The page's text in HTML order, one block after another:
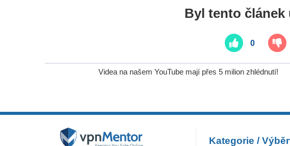
Byl tento článek
0
Videa na našem YouTube mají přes 5 milion zhlédnutí!
Kategorie /